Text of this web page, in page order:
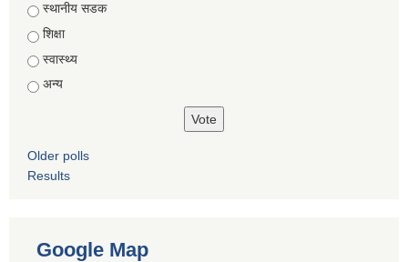
स्थानीय सडक
शिक्षा
स्वास्थ्य
अन्य
Older polls
Results
Google Map